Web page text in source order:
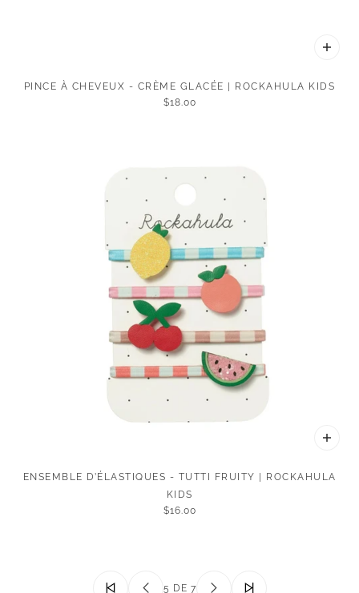
PINCE À CHEVEUX - CRÈME GLACÉE | ROCKAHULA KIDS
$18.00
ENSEMBLE D’ÉLASTIQUES - TUTTI FRUITY | ROCKAHULA
KIDS
$16.00
5 DE 7